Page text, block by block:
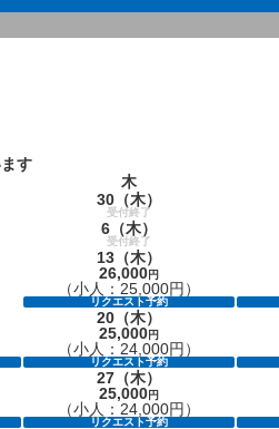
す
木
30 （木）
受付終了
6 （木）
受付終了
13 （木）
26,000円
（小人：25,000円）
リクエスト予約
20 （木）
25,000円
（小人：24,000円）
リクエスト予約
27 （木）
25,000円
（小人：24,000円）
リクエスト予約